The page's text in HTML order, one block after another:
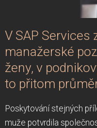
V SAP Services
manažerské
ženy, v
to přitom
Poskytování stejných
muže potvrdila